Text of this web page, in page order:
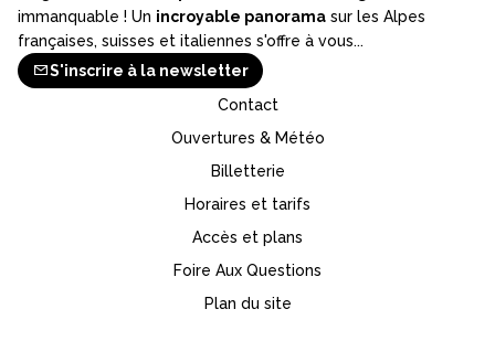
immanquable ! Un incroyable panorama sur les Alpes
françaises, suisses et italiennes s'offre à vous...
S'inscrire à la newsletter
Contact
Ouvertures & Météo
Billetterie
Horaires et tarifs
Accès et plans
Foire Aux Questions
Plan du site